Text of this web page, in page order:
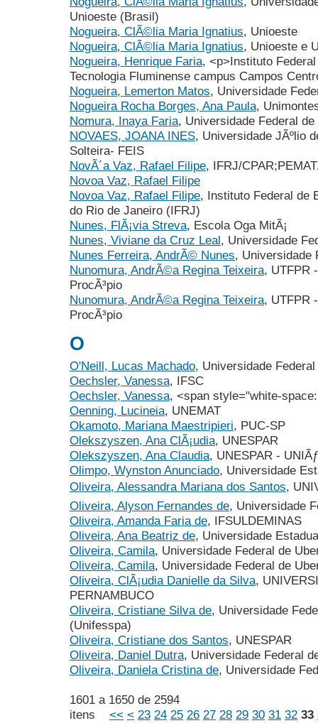
Unioeste (Brasil)
Nogueira, ClÃ©lia Maria Ignatius, Unioeste
Nogueira, ClÃ©lia Maria Ignatius, Unioeste e
Nogueira, Henrique Faria, <p>Instituto
Tecnologia Fluminense campus Campos
Nogueira, Lemerton Matos, Universidade
Nogueira Rocha Borges, Ana Paula,
Nomura, Inaya Faria, Universidade Federal de
NOVAES, JOANA INES, Universidade JÃºlio
Solteira- FEIS
NovÃ´a Vaz, Rafael Filipe, IFRJ/
Novoa Vaz, Rafael Filipe
Novoa Vaz, Rafael Filipe, Instituto Federal de
do Rio de Janeiro (IFRJ)
Nunes, FlÃ¡via Streva, Escola Oga MitÃ¡
Nunes, Viviane da Cruz Leal, Universidade
Nunes Ferreira, AndrÃ© Nunes, Universidade
Nunomura, AndrÃ©a Regina Teixeira, UTFPR
ProcÃ³pio
Nunomura, AndrÃ©a Regina Teixeira, UTFPR
ProcÃ³pio
O
O'Neill, Lucas Machado, Universidade
Oechsler, Vanessa, IFSC
Oechsler, Vanessa, <span style="white-
Oenning, Lucineia, UNEMAT
Okamoto, Mariana Maestripieri, PUC-SP
Olekszyszen, Ana ClÃ¡udia, UNESPAR
Olekszyszen, Ana Claudia, UNESPAR -
Olimpo, Wynston Anunciado, Universidade
Oliveira, Alessandra Mariana dos Santos,
Oliveira, Alyson Fernandes de, Universidade
Oliveira, Amanda Faria de, IFSULDEMINAS
Oliveira, Ana Beatriz de, Universidade
Oliveira, Camila, Universidade Federal de
Oliveira, Camila, Universidade Federal de
Oliveira, ClÃ¡udia Danielle da Silva,
PERNAMBUCO
Oliveira, Cristiane Silva de, Universidade
(Unifesspa)
Oliveira, Cristiane dos Santos, UNESPAR
Oliveira, Daniel Dutra, Universidade Federal
Oliveira, Daniela Cristina de, Universidade
1601 a 1650 de 2594
itens << < 23 24 25 26 27 28 29 30 31 32 33